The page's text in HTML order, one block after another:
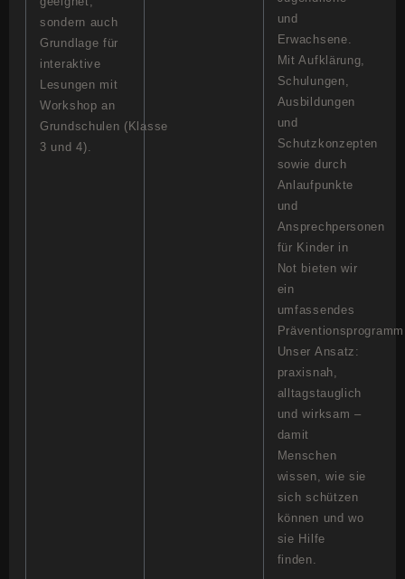
sondern auch
Grundlage für
interaktive
Lesungen mit
Workshop an
Grundschulen (Klasse
3 und 4).
und
Erwachsene.
Mit Aufklärung,
Schulungen,
Ausbildungen
und
Schutzkonzepten
sowie durch
Anlaufpunkte
und
Ansprechpersonen
für Kinder in
Not bieten wir
ein
umfassendes
Unser Ansatz:
praxisnah,
alltagstauglich
und wirksam –
damit
Menschen
wissen, wie sie
sich schützen
können und wo
sie Hilfe
finden.